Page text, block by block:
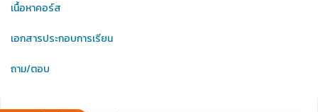
เนื้อหาคอร์ส
เอกสารประกอบการเรียน
ถาม/ตอบ